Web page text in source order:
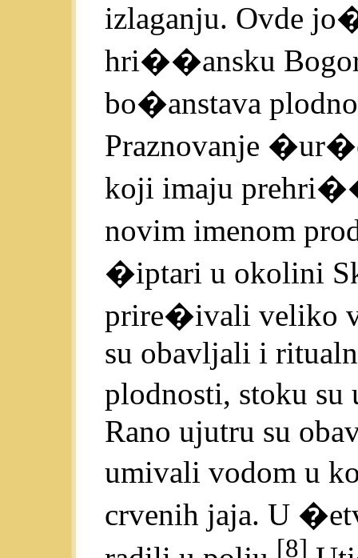
izlaganju. Ovde
hri��ansku
bo�anstava
Praznovanje
koji imaju
novim imenom
�iptari u okolini
prire�ivali veliko
su obavljali i
plodnosti, stoku
Rano ujutru su
umivali vodom u
crvenih jaja. U
[8]